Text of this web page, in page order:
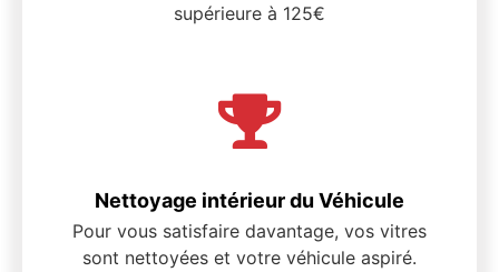
supérieure à 125€
Nettoyage intérieur du Véhicule
Pour vous satisfaire davantage, vos vitres
sont nettoyées et votre véhicule aspiré.